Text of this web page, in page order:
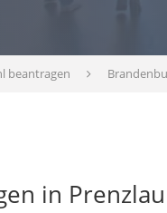
beantragen
in